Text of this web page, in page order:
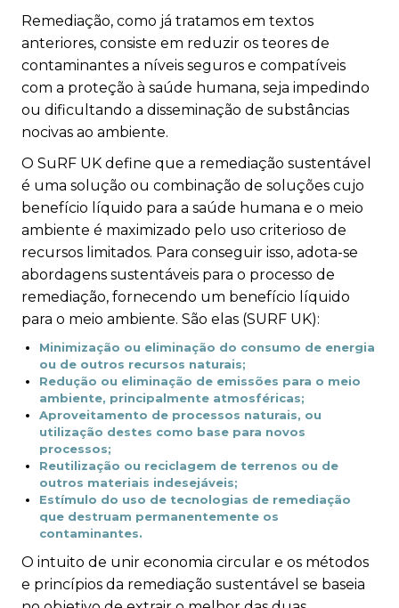
Remediação, como já tratamos em textos
anteriores, consiste em reduzir os teores de
contaminantes a níveis seguros e compatíveis
com a proteção à saúde humana, seja impedindo
ou dificultando a disseminação de substâncias
nocivas ao ambiente.
O SuRF UK define que a remediação sustentável
é uma solução ou combinação de soluções cujo
benefício líquido para a saúde humana e o meio
ambiente é maximizado pelo uso criterioso de
recursos limitados. Para conseguir isso, adota-se
abordagens sustentáveis para o processo de
remediação, fornecendo um benefício líquido
para o meio ambiente. São elas (SURF UK):
Minimização ou eliminação do consumo de energia
ou de outros recursos naturais;
Redução ou eliminação de emissões para o meio
ambiente, principalmente atmosféricas;
Aproveitamento de processos naturais, ou
utilização destes como base para novos
processos;
Reutilização ou reciclagem de terrenos ou de
outros materiais indesejáveis;
Estímulo do uso de tecnologias de remediação
que destruam permanentemente os
contaminantes.
O intuito de unir economia circular e os métodos
e princípios da remediação sustentável se baseia